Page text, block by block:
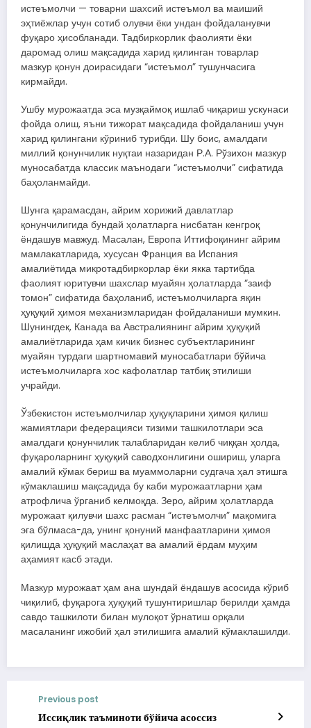
истеъмолчи — товарни шахсий истеъмол ва маиший
эҳтиёжлар учун сотиб олувчи ёки ундан фойдаланувчи
фуқаро ҳисобланади. Тадбиркорлик фаолияти ёки
даромад олиш мақсадида харид қилинган товарлар
мазкур қонун доирасидаги “истеъмол” тушунчасига
кирмайди.
Ушбу мурожаатда эса музқаймоқ ишлаб чиқариш ускунаси
фойда олиш, яъни тижорат мақсадида фойдаланиш учун
харид қилингани кўриниб турибди. Шу боис, амалдаги
миллий қонунчилик нуқтаи назаридан Р.А. Рўзихон мазкур
муносабатда классик маънодаги “истеъмолчи” сифатида
баҳоланмайди.
Шунга қарамасдан, айрим хорижий давлатлар
қонунчилигида бундай ҳолатларга нисбатан кенгроқ
ёндашув мавжуд. Масалан, Европа Иттифоқининг айрим
мамлакатларида, хусусан Франция ва Испания
амалиётида микротадбиркорлар ёки якка тартибда
фаолият юритувчи шахслар муайян ҳолатларда “заиф
томон” сифатида баҳоланиб, истеъмолчиларга яқин
ҳуқуқий ҳимоя механизмларидан фойдаланиши мумкин.
Шунингдек, Канада ва Австралиянинг айрим ҳуқуқий
амалиётларида ҳам кичик бизнес субъектларининг
муайян турдаги шартномавий муносабатлари бўйича
истеъмолчиларга хос кафолатлар татбиқ этилиши
учрайди.
Ўзбекистон истеъмолчилар ҳуқуқларини ҳимоя қилиш
жамиятлари федерацияси тизими ташкилотлари эса
амалдаги қонунчилик талабларидан келиб чиққан ҳолда,
фуқароларнинг ҳуқуқий саводхонлигини ошириш, уларга
амалий кўмак бериш ва муаммоларни судгача ҳал этишга
кўмаклашиш мақсадида бу каби мурожаатларни ҳам
атрофлича ўрганиб келмоқда. Зеро, айрим ҳолатларда
мурожаат қилувчи шахс расман “истеъмолчи” мақомига
эга бўлмаса-да, унинг қонуний манфаатларини ҳимоя
қилишда ҳуқуқий маслаҳат ва амалий ёрдам муҳим
аҳамият касб этади.
Мазкур мурожаат ҳам ана шундай ёндашув асосида кўриб
чиқилиб, фуқарога ҳуқуқий тушунтиришлар берилди ҳамда
савдо ташкилоти билан мулоқот ўрнатиш орқали
масаланинг ижобий ҳал этилишига амалий кўмаклашилди.
Previous post
Иссиқлик таъминоти бўйича асоссиз